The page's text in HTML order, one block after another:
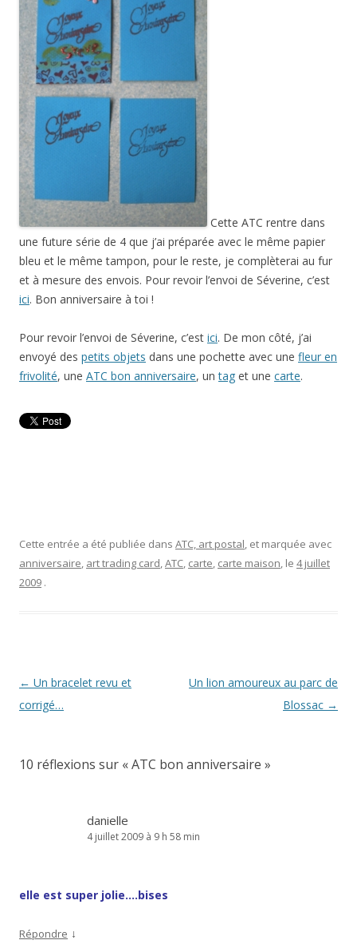
Cette ATC rentre dans
une future série de 4 que j’ai préparée avec le même papier
bleu et le même tampon, pour le reste, je complèterai au fur
et à mesure des envois. Pour revoir l’envoi de Séverine, c’est
ici. Bon anniversaire à toi !
Pour revoir l’envoi de Séverine, c’est ici. De mon côté, j’ai
envoyé des petits objets dans une pochette avec une fleur en
frivolité, une ATC bon anniversaire, untag et une carte.
Cette entrée a été publiée dans ATC, art postal, et marquée avec
anniversaire, art trading card,ATC, carte, carte maison, le 4 juillet
2009 .
Navigation
des
← Un bracelet revu et
corrigé…
Un lion amoureux au parc de
Blossac →
10 réflexions sur «ATC bon anniversaire »
danielle
4 juillet 2009 à 9 h 58 min
elle est super jolie….bises
Répondre ↓